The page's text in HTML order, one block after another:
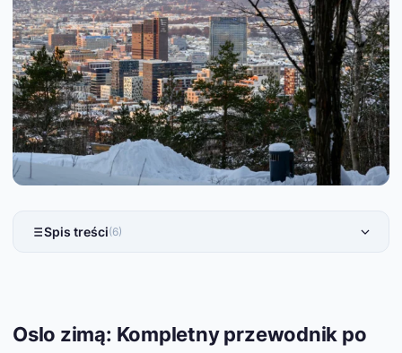
Spis treści(6)
Oslo zimą: Kompletny przewodnik po